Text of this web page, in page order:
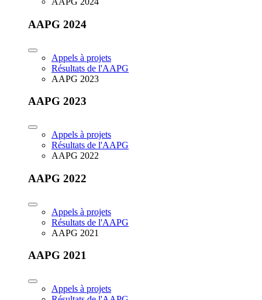
AAPG 2024
Appels à projets
Résultats de l'AAPG
AAPG 2023
AAPG 2023
Appels à projets
Résultats de l'AAPG
AAPG 2022
AAPG 2022
Appels à projets
Résultats de l'AAPG
AAPG 2021
AAPG 2021
Appels à projets